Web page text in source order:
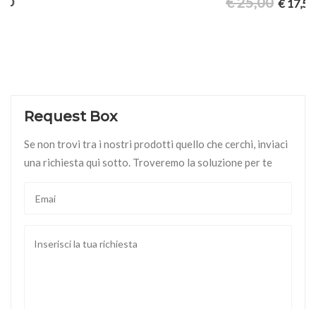
Request Box
Se non trovi tra i nostri prodotti quello che cerchi, inviaci
una richiesta qui sotto. Troveremo la soluzione per te